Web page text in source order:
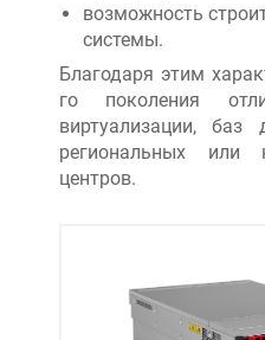
возможность
системы.
Благодаря этим
го поколения
виртуализации, баз
региональных или
центров.